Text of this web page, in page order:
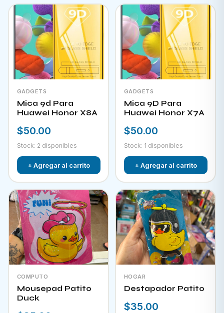
GADGETS
Mica 9d Para
Huawei Honor X8A
$50.00
Stock: 2 disponibles
+ Agregar al carrito
GADGETS
Mica 9D Para
Huawei Honor X7A
$50.00
Stock: 1 disponibles
+ Agregar al carrito
COMPUTO
Mousepad Patito
Duck
HOGAR
Destapador Patito
$35.00